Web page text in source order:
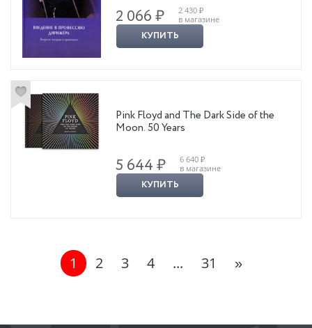
2 066 ₽
2 430 ₽
в магазине
КУПИТЬ
Pink Floyd and The Dark Side of the
Moon. 50 Years
5 644 ₽
6 640 ₽
в магазине
КУПИТЬ
1 2 3 4 ... 31 »